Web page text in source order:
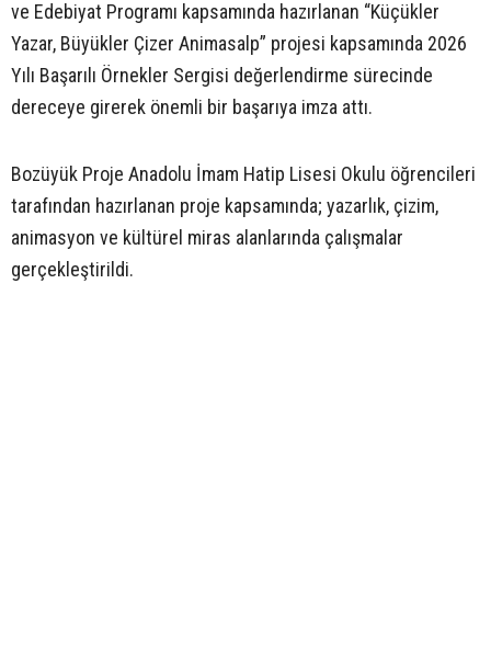
ve Edebiyat Programı kapsamında hazırlanan “Küçükler
Yazar, Büyükler Çizer Animasalp” projesi kapsamında 2026
Yılı Başarılı Örnekler Sergisi değerlendirme sürecinde
dereceye girerek önemli bir başarıya imza attı.
Bozüyük Proje Anadolu İmam Hatip Lisesi Okulu öğrencileri
tarafından hazırlanan proje kapsamında; yazarlık, çizim,
animasyon ve kültürel miras alanlarında çalışmalar
gerçekleştirildi.